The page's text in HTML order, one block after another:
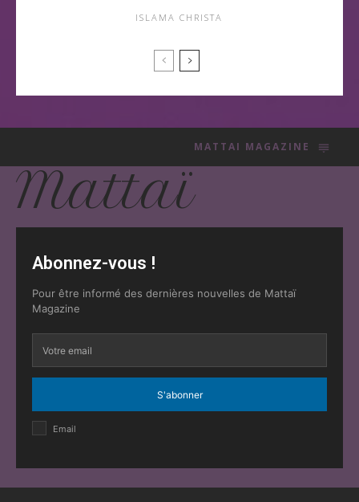
ISLAMA CHRISTA
MATTAI MAGAZINE
Mattaï
Abonnez-vous !
Pour être informé des dernières nouvelles de Mattaï
Magazine
S'abonner
Email